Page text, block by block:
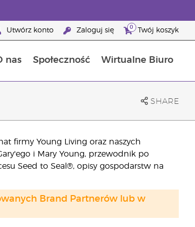
Utwórz konto Zaloguj się 0 Twój koszyk
nas Społeczność Wirtualne Biuro
SHARE
firmy Young Living oraz naszych
i Mary Young, przewodnik po
Seed to Seal®, opisy gospodarstw na
Brand Partnerów lub w